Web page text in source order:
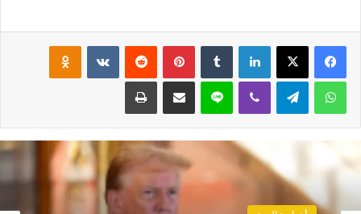
فيسبوك ‫X لينكدإن بينتيريست
واتساب تيلقرام لاين